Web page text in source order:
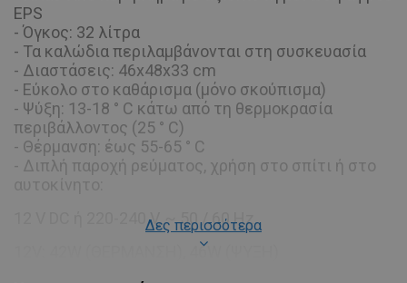
EPS
- Όγκος: 32 λίτρα
- Τα καλώδια περιλαμβάνονται στη συσκευασία
- Διαστάσεις: 46x48x33 cm
- Εύκολο στο καθάρισμα (μόνο σκούπισμα)
- Ψύξη: 13-18 ° C κάτω από τη θερμοκρασία
περιβάλλοντος (25 ° C)
- Θέρμανση: έως 55-65 ° C
- Διπλή παροχή ρεύματος, χρήση στο σπίτι ή στο
12 V DC ή 220-240 V, ~ 50 / 60 Hz
12V: 42W (ΘΕΡΜΑΝΣΗ), 46W (ΨΥΞΗ)
Δες περισσότερα